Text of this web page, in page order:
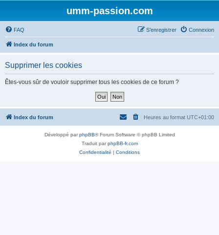
umm-passion.com
FAQ Connexion
S’enregistrer
Index du forum
Supprimer les cookies
Êtes-vous sûr de vouloir supprimer tous les cookies de ce forum ?
Index du forum Heures au format UTC+01:00
Développé parphpBB® Forum Software © phpBB Limited
Traduit parphpBB-fr.com
Confidentialité | Conditions